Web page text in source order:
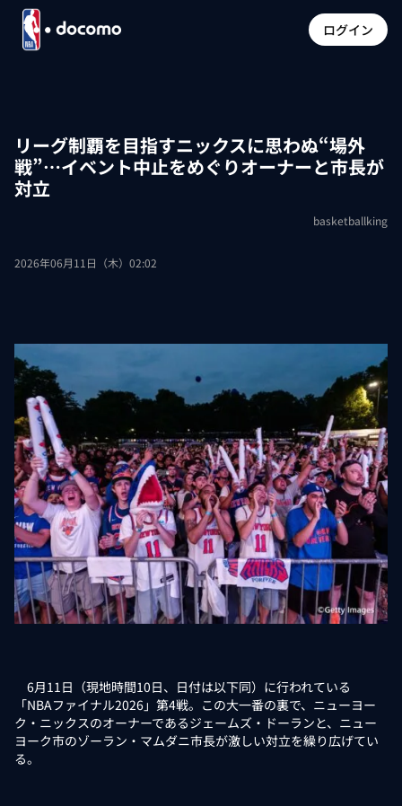
ログイン
リーグ制覇を目指すニックスに思わぬ“場外
戦”…イベント中止をめぐりオーナーと市長が
対立
basketballking
2026年06月11日（木）02:02
6月11日（現地時間10日、日付は以下同）に行われている
「NBAファイナル2026」第4戦。この大一番の裏で、ニューヨー
ク・ニックスのオーナーであるジェームズ・ドーランと、ニュー
ヨーク市のゾーラン・マムダニ市長が激しい対立を繰り広げてい
る。